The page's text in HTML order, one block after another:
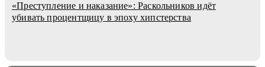
«Преступление и наказание»: Раскольников идёт
убивать процентщицу в эпоху хипстерства